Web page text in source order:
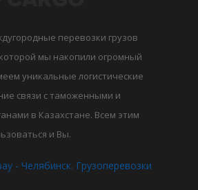
перевозки грузов
которой мы накопили огромный
уникальные логистические
связи с таможенными и
в Казахстане. Всем этим
и Вы.
- Челябинск. Грузоперевозки